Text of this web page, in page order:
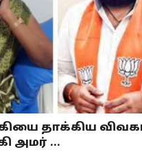
தாக்கிய
அமர் ...